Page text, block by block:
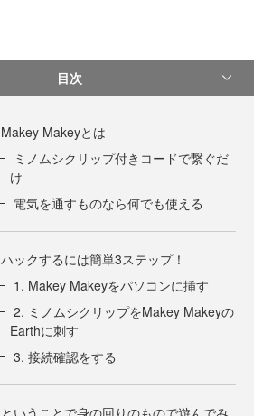
目次
Makey Makeyとは
ミノムシクリップ付きコードで繋ぐだ
け
電気を通すものなら何でも使える
ハックするには簡単3ステップ！
1. Makey Makeyをパソコンに挿す
2. ミノムシクリップをMakey Makeyの
Earthに刺す
3. 接続確認をする
ということで身の回りのもので遊んでみ